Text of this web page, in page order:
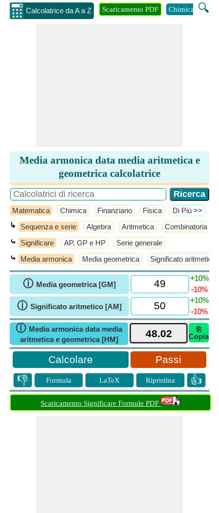
Calcolatrice da A a Z 🔍
Scaricamento PDF Chimica
Media armonica data media aritmetica e
geometrica calcolatrice
Matematica Chimica Finanziario Fisica ​Di Più >>
↳ Sequenza e serie Algebra Aritmetica Combinatoria
⤿ Significare AP, GP e HP Serie generale
⤿ Media armonica Media geometrica Significato aritmetico
ⓘ Media geometrica [GM]
+10%
-10%
ⓘ Significato aritmetico [AM]
+10%
-10%
ⓘ Media armonica data media
aritmetica e geometrica [HM]
⎘
Copia
Passi
👎 Formula LaTeX Ripristina 👍
Scaricamento Significare Formule PDF